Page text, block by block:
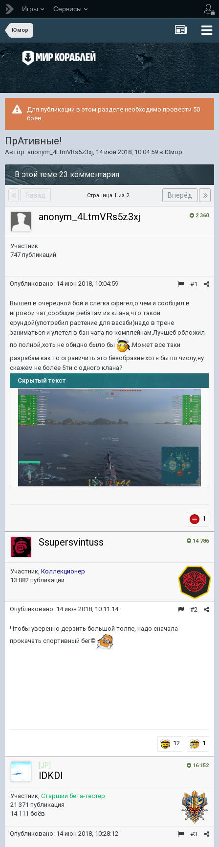
Игры Сервисы
Юмор
Для публикации в этом разделе необходимо провести 50
боёв.
ПрАтивные!
Автор: anonym_4LtmVRs5z3xj, 14 июн 2018, 10:04:59 в Юмор
В этой теме 23 комментария
Назад Вперёд
Страница 1 из 2
2 360
anonym_4LtmVRs5z3xj
Участник
747 публикаций
#1
Опубликовано: 14 июн 2018, 10:04:59
Вышел в очередной бой и слегка офигел,о чем и сообщил в
игровой чат,сообщив ребятам из клана,что такой
ерундой(употребил растение для васаби)надо в трене
заниматься и улетел в бан чата по комплейнам.Лучшеб обложил
по полной,хоть не обидно было бы
.Может все таки
разрабам как то ограничить это безобразие хотя бы по числу,ну
скажем не более 5ти с одного клана?
Скрытый текст
1
14 786
Ssupersvintuss
Участник, Коллекционер
13 082 публикации
#2
Опубликовано: 14 июн 2018, 10:11:14
Чтобы уверенно дерзить большой толпе, надо сначала
прокачать спортивный бег©
12 1
16 152
[JP]
lDKDl
Участник, Старший бета-тестер
21 371 публикация
14 111 боёв
#3
Опубликовано: 14 июн 2018, 10:28:12